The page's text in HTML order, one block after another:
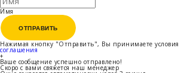
Имя
ОТПРАВИТЬ
ОТПРАВИТЬ
Нажимая кнопку "Отправить", Вы принимаете условия
соглашения
+
Ваше сообщение успешно отправлено!
Скоро с вами свяжется наш менеджер